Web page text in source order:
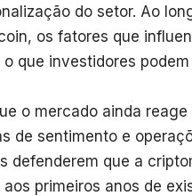
do setor. Ao
os fatores que
que investidores
o mercado ainda
de sentimento e
defenderem que a
primeiros anos de